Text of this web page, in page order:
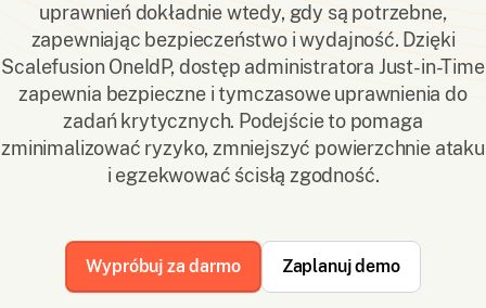
uprawnień dokładnie wtedy, gdy są potrzebne,
zapewniając bezpieczeństwo i wydajność. Dzięki
Scalefusion OneIdP, dostęp administratora Just-in-Time
zapewnia bezpieczne i tymczasowe uprawnienia do
zadań krytycznych. Podejście to pomaga
zminimalizować ryzyko, zmniejszyć powierzchnie ataku
i egzekwować ścisłą zgodność.
Wypróbuj za darmo Zaplanuj demo